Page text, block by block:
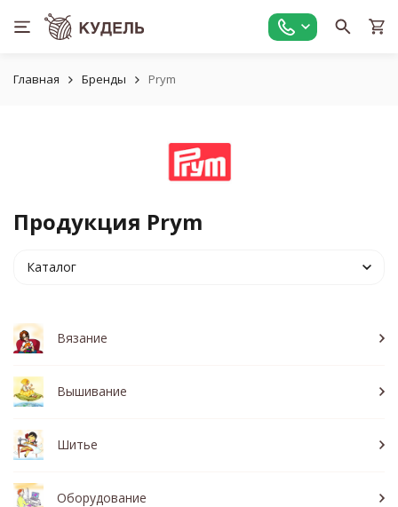
Главная Бренды Prym
Продукция Prym
Каталог
Вязание
Вышивание
Шитье
Оборудование